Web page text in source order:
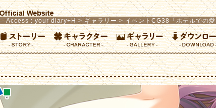
- Access : your diary+H > ギャラリー > イベントCG38「ホテルでの愛